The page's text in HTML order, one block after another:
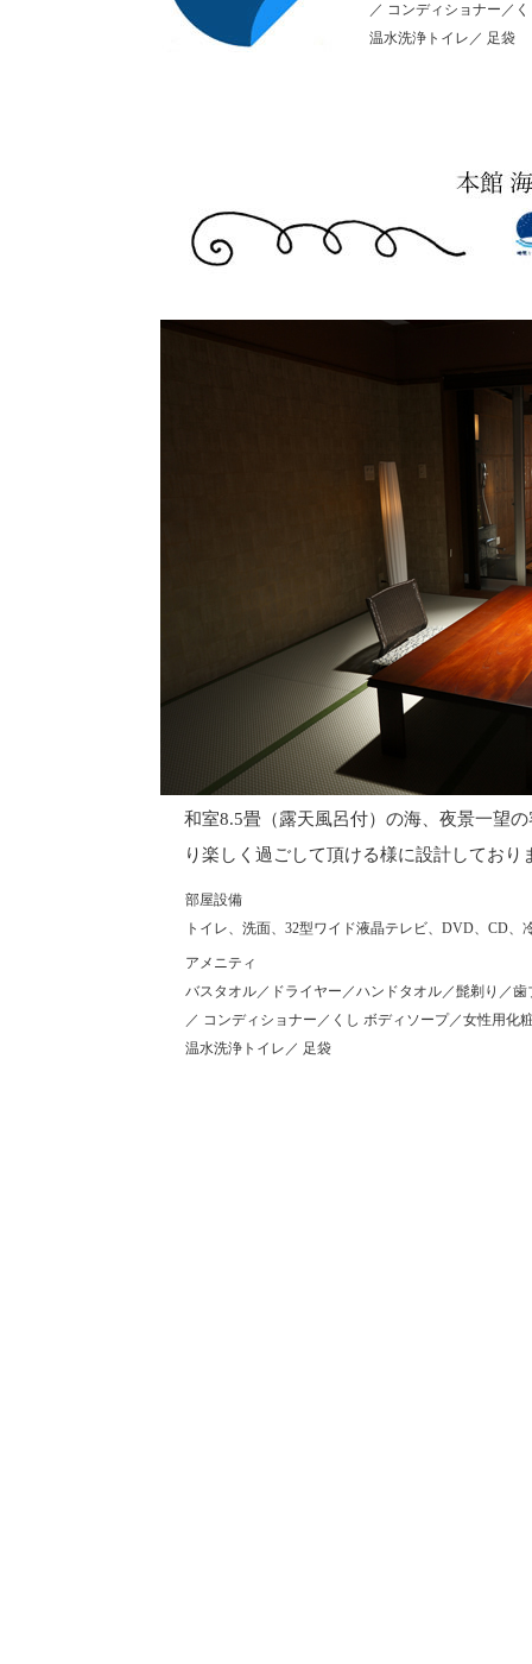
／ コンディショナー／
温水洗浄トイレ／ 足袋
和室8.5畳（露天風呂付）の海、夜景一望
り楽しく過ごして頂ける様に設計しており
部屋設備
トイレ、洗面、32型ワイド液晶テレビ、DVD、CD
アメニティ
バスタオル／ドライヤー／ハンドタオル／髭剃り／
／ コンディショナー／くし ボディソープ／女性用
温水洗浄トイレ／ 足袋